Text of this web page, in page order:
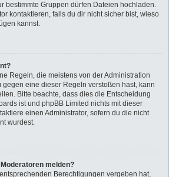
bestimmte Gruppen dürfen Dateien hochladen.
kontaktieren, falls du dir nicht sicher bist, wieso
kannst.
Regeln, die meistens von der Administration
eine dieser Regeln verstoßen hast, kann
Bitte beachte, dass dies die Entscheidung
ist und phpBB Limited nichts mit dieser
einen Administrator, sofern du die nicht
wurdest.
melden?
Berechtigungen vergeben hat,